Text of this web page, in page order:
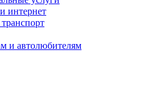
интернет
и автолюбителям